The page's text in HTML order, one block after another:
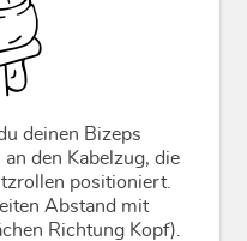
deinen Bizeps
den Kabelzug, die
positioniert.
Abstand mit
Richtung Kopf).